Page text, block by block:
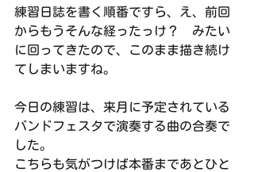
練習日誌を書く順番ですら、え、前回
からもうそんな経ったっけ？　みたい
に回ってきたので、このまま描き続け
てしまいますね。
今日の練習は、来月に予定されている
バンドフェスタで演奏する曲の合奏で
した。
こちらも気がつけば本番まであとひと